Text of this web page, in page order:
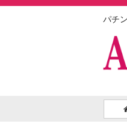
パチ